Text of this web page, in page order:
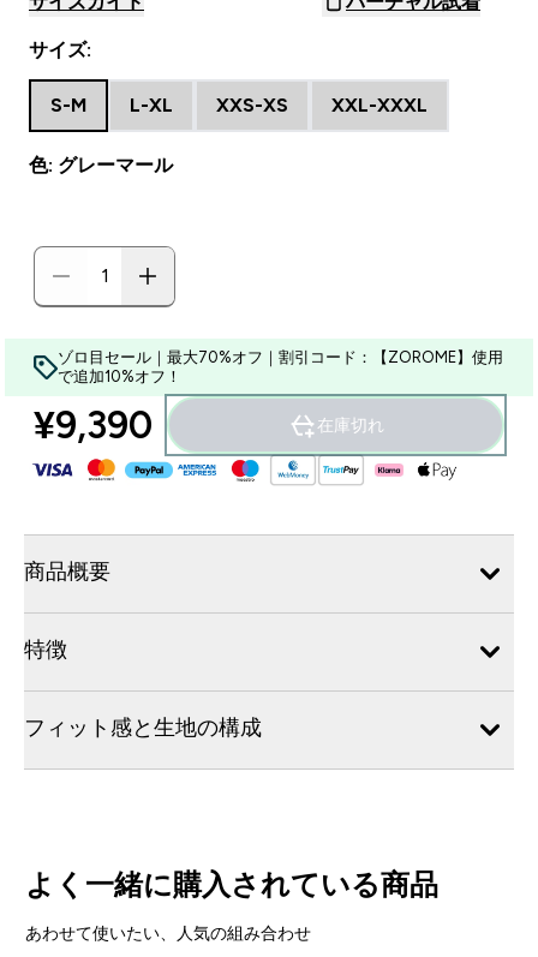
サイズ:
S-M L-XL XXS-XS XXL-XXXL
色: グレーマール
ゾロ目セール｜最大70%オフ｜割引コード：【ZOROME】使用
で追加10%オフ！
¥9,390‎ 在庫切れ
商品概要
特徴
フィット感と生地の構成
よく一緒に購入されている商品
あわせて使いたい、人気の組み合わせ